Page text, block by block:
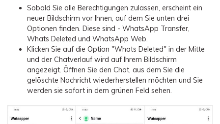
Sobald Sie alle Berechtigungen zulassen, erscheint ein
neuer Bildschirm vor Ihnen, auf dem Sie unten drei
Optionen finden. Diese sind - WhatsApp Transfer,
Whats Deleted und WhatsApp Web.
Klicken Sie auf die Option "Whats Deleted" in der Mitte
und der Chatverlauf wird auf Ihrem Bildschirm
angezeigt. Öffnen Sie den Chat, aus dem Sie die
gelöschte Nachricht wiederherstellen möchten und Sie
werden sie sofort in dem grünen Feld sehen.